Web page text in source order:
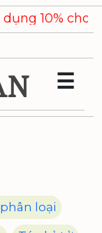
cho các sản
☰
loại